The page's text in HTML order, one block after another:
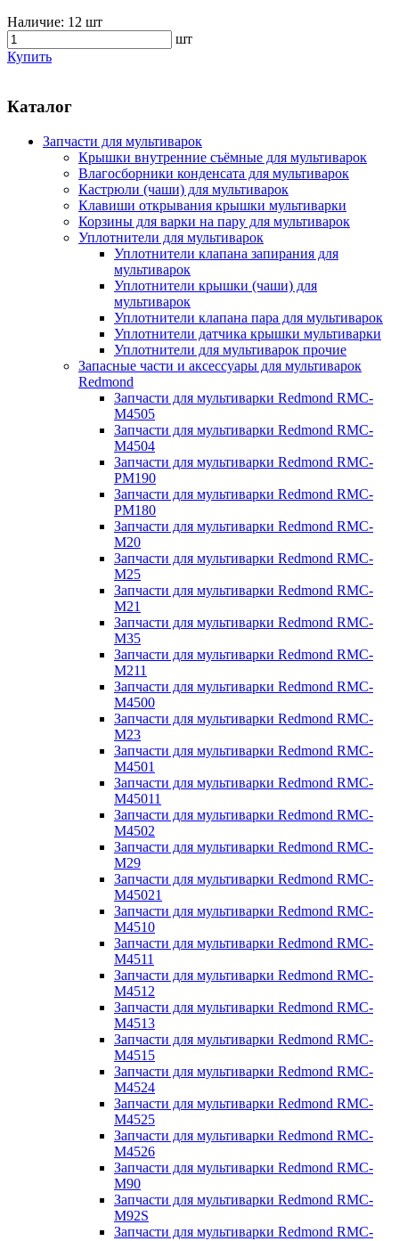
Наличие: 12 шт
шт
Купить
Каталог
Запчасти для мультиварок
Крышки внутренние съёмные для мультиварок
Влагосборники конденсата для мультиварок
Кастрюли (чаши) для мультиварок
Клавиши открывания крышки мультиварки
Корзины для варки на пару для мультиварок
Уплотнители для мультиварок
Уплотнители клапана запирания для
мультиварок
Уплотнители крышки (чаши) для
мультиварок
Уплотнители клапана пара для мультиварок
Уплотнители датчика крышки мультиварки
Уплотнители для мультиварок прочие
Запасные части и аксессуары для мультиварок
Redmond
Запчасти для мультиварки Redmond RMC-
M4505
Запчасти для мультиварки Redmond RMC-
M4504
Запчасти для мультиварки Redmond RMC-
PM190
Запчасти для мультиварки Redmond RMC-
PM180
Запчасти для мультиварки Redmond RMC-
M20
Запчасти для мультиварки Redmond RMC-
M25
Запчасти для мультиварки Redmond RMC-
M21
Запчасти для мультиварки Redmond RMC-
M35
Запчасти для мультиварки Redmond RMC-
M211
Запчасти для мультиварки Redmond RMC-
M4500
Запчасти для мультиварки Redmond RMC-
M23
Запчасти для мультиварки Redmond RMC-
M4501
Запчасти для мультиварки Redmond RMC-
M45011
Запчасти для мультиварки Redmond RMC-
M4502
Запчасти для мультиварки Redmond RMC-
M29
Запчасти для мультиварки Redmond RMC-
M45021
Запчасти для мультиварки Redmond RMC-
M4510
Запчасти для мультиварки Redmond RMC-
M4511
Запчасти для мультиварки Redmond RMC-
M4512
Запчасти для мультиварки Redmond RMC-
M4513
Запчасти для мультиварки Redmond RMC-
M4515
Запчасти для мультиварки Redmond RMC-
M4524
Запчасти для мультиварки Redmond RMC-
M4525
Запчасти для мультиварки Redmond RMC-
M4526
Запчасти для мультиварки Redmond RMC-
M90
Запчасти для мультиварки Redmond RMC-
M92S
Запчасти для мультиварки Redmond RMC-